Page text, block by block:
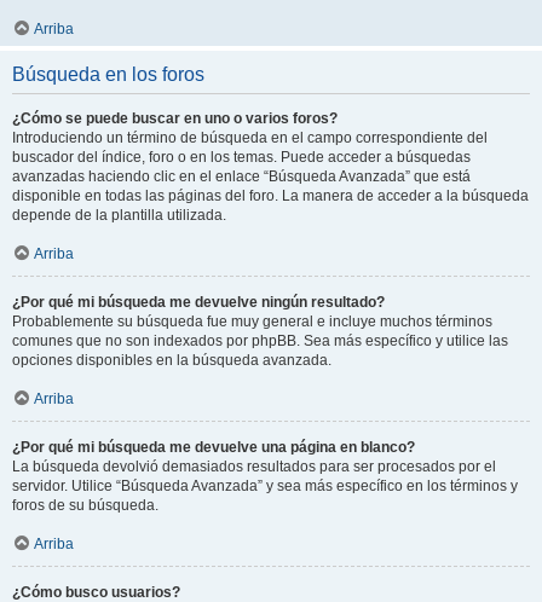
Arriba
Búsqueda en los foros
¿Cómo se puede buscar en uno o varios foros?
Introduciendo un término de búsqueda en el campo correspondiente del
buscador del índice, foro o en los temas. Puede acceder a búsquedas
avanzadas haciendo clic en el enlace “Búsqueda Avanzada” que está
disponible en todas las páginas del foro. La manera de acceder a la búsqueda
depende de la plantilla utilizada.
Arriba
¿Por qué mi búsqueda me devuelve ningún resultado?
Probablemente su búsqueda fue muy general e incluye muchos términos
comunes que no son indexados por phpBB. Sea más específico y utilice las
opciones disponibles en la búsqueda avanzada.
Arriba
¿Por qué mi búsqueda me devuelve una página en blanco?
La búsqueda devolvió demasiados resultados para ser procesados por el
servidor. Utilice “Búsqueda Avanzada” y sea más específico en los términos y
foros de su búsqueda.
Arriba
¿Cómo busco usuarios?